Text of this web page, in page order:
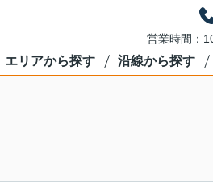
営業時間：
エリアから探す 沿線から探す